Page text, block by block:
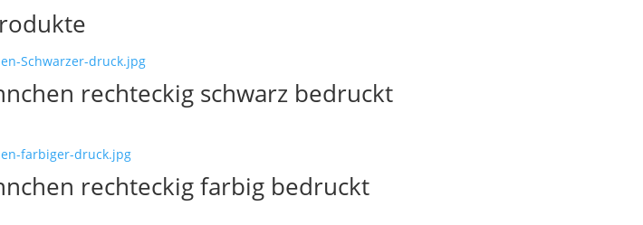
rechteckig schwarz bedruckt
rechteckig farbig bedruckt